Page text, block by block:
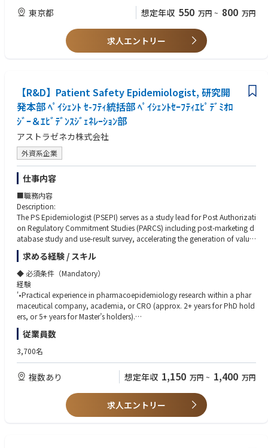
■その他：契約、支払管理
■製薬企業またはCROにおける、製造販売後安全管理業務及び/又はその
品質管理の実務経験
■契約管理の経験
【求める人物像】
東京都 想定年収 550 万円 ~ 800 万円
求人エントリー
【R&D】Patient Safety Epidemiologist, 研究開
発本部 ﾍﾟｲｼｪﾝﾄ ｾ-ﾌﾃｨ統括部 ﾍﾟｲｼｪﾝﾄｾｰﾌﾃｨｴﾋﾟﾃﾞﾐｵﾛ
ｼﾞｰ＆ｴﾋﾞﾃﾞﾝｽｼﾞｪﾈﾚｰｼｮﾝ部
アストラゼネカ株式会社
外資系企業
仕事内容
■職務内容
Description:
The PS Epidemiologist (PSEPI) serves as a study lead for Post Authorizati
on Regulatory Commitment Studies (PARCS) including post-marketing d
atabase study and use-result survey, accelerating the generation of valua
ble real-world evidence. Leveraging extensive clinical research expertise, i
ncluding secondary data analysis, as well as various data assets and acc
ess rights held by AZKK, the PSEPI is responsible for the methodological r
eliability and scientific robustness at all stages of responsible research, fr
om study planning and execution to study completion and publication.
As an expert in epidemiological research, the PSEPI leads the education
and utilization of real-world data within the Japan Patient Safety organi
zation and contributes to organizational development.
Accountabilities/Responsibilities:
Strategic Evidence Planning
PSEPI contributes to the development of local Risk Management Plans
(RMPs) preparing by Japan Patient Safety (PS). They start planning form
aration stage of the new drug application (NDA) and lead discussions an
d consensus-building with internal stakeholders and regulatory authoritie
求める経験 / スキル
◆ 必須条件（Mandatory）
経験
'•Practical experience in pharmacoepidemiology research within a phar
maceutical company, academia, or CRO (approx. 2+ years for PhD hold
ers, or 5+ years for Master’s holders).
•Experience authoring and reviewing protocols and Clinical Study Repor
ts (CSRs) for observational studies (e.g., comparative effectiveness or saf
ety studies).
understanding of the characteristics of Japanese claims data, DPC data,
and electronic medical record (EMR) data.
•Experience in conducting meetings, discussions, and consensus-buildin
g in English with global teams (e.g., HQ functions), demonstrating the ab
ility to hold verbal discussions beyond email correspondence.
従業員数
3,700名
複数あり 想定年収 1,150 万円 ~ 1,400 万円
求人エントリー